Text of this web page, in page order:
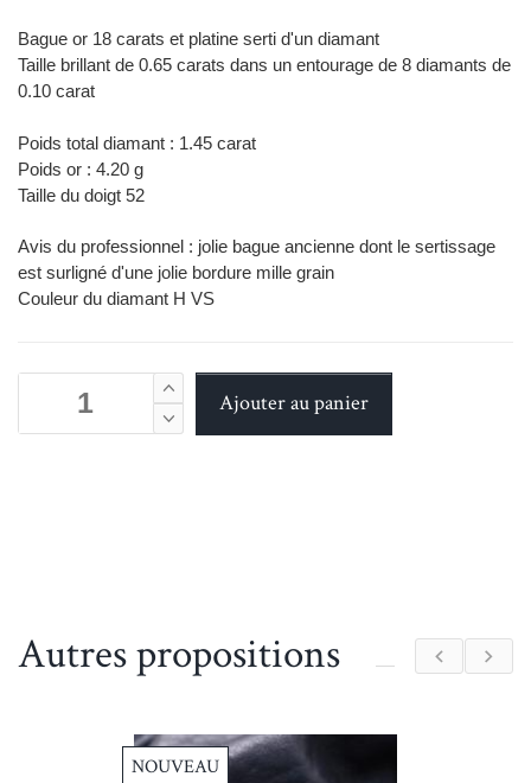
Bague or 18 carats et platine serti d'un diamant
Taille brillant de 0.65 carats dans un entourage de 8 diamants de
0.10 carat
Poids total diamant : 1.45 carat
Poids or : 4.20 g
Taille du doigt 52
Avis du professionnel : jolie bague ancienne dont le sertissage
est surligné d'une jolie bordure mille grain
Couleur du diamant H VS
Autres propositions
NOUVEAU